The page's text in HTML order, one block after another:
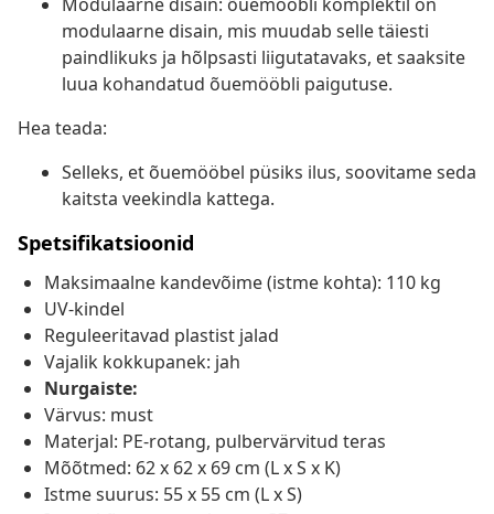
modulaarne disain, mis muudab selle täiesti
paindlikuks ja hõlpsasti liigutatavaks, et saaksite
luua kohandatud õuemööbli paigutuse.
Hea teada:
Selleks, et õuemööbel püsiks ilus, soovitame seda
kaitsta veekindla kattega.
Spetsifikatsioonid
Maksimaalne kandevõime (istme kohta): 110 kg
UV-kindel
Reguleeritavad plastist jalad
Vajalik kokkupanek: jah
Nurgaiste:
Värvus: must
Materjal: PE-rotang, pulbervärvitud teras
Mõõtmed: 62 x 62 x 69 cm (L x S x K)
Istme suurus: 55 x 55 cm (L x S)